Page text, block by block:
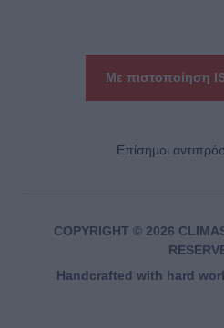
Με πιστοποίηση
Eπίσημοι
COPYRIGHT © 2026
Handcrafted with hard